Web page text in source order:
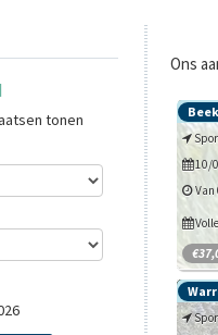
Ons
10/
Van
tonen